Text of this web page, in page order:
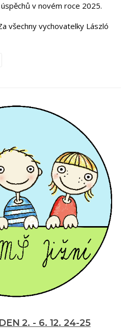
v novém roce 2025.
László
2. - 6. 12. 24-25